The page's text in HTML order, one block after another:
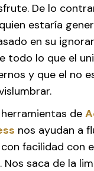
De lo
estaría
en su
todo lo que el
y que el no
herramientas de
nos ayudan a
facilidad con
Nos saca de la